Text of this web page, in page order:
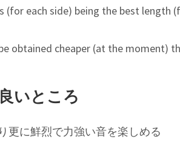
(for each side) being the best length
obtained cheaper (at the moment)
いところ
更に鮮烈で力強い音を楽しめる